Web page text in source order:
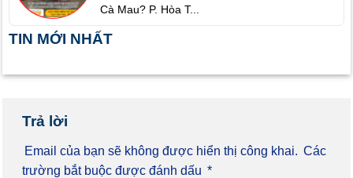
Cà Mau? P. Hòa T...
TIN MỚI NHẤT
Trả lời
Email của bạn sẽ không được hiển thị công khai. Các
trường bắt buộc được đánh dấu *